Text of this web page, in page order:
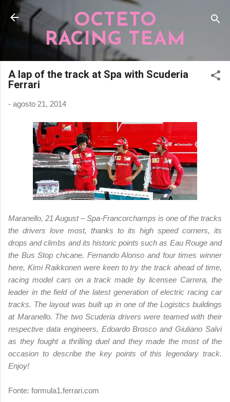
Pular para o conteúdo principal
OCTETO
RACING TEAM
A lap of the track at Spa with Scuderia
Ferrari
- agosto 21, 2014
Maranello, 21 August – Spa-Francorchamps is one of the tracks
the drivers love most, thanks to its high speed corners, its
drops and climbs and its historic points such as Eau Rouge and
the Bus Stop chicane. Fernando Alonso and four times winner
here, Kimi Raikkonen were keen to try the track ahead of time,
racing model cars on a track made by licensee Carrera, the
leader in the field of the latest generation of electric racing car
tracks. The layout was built up in one of the Logistics buildings
at Maranello. The two Scuderia drivers were teamed with their
respective data engineers, Edoardo Brosco and Giuliano Salvi
as they fought a thrilling duel and they made the most of the
occasion to describe the key points of this legendary track.
Enjoy!
Fonte: formula1.ferrari.com